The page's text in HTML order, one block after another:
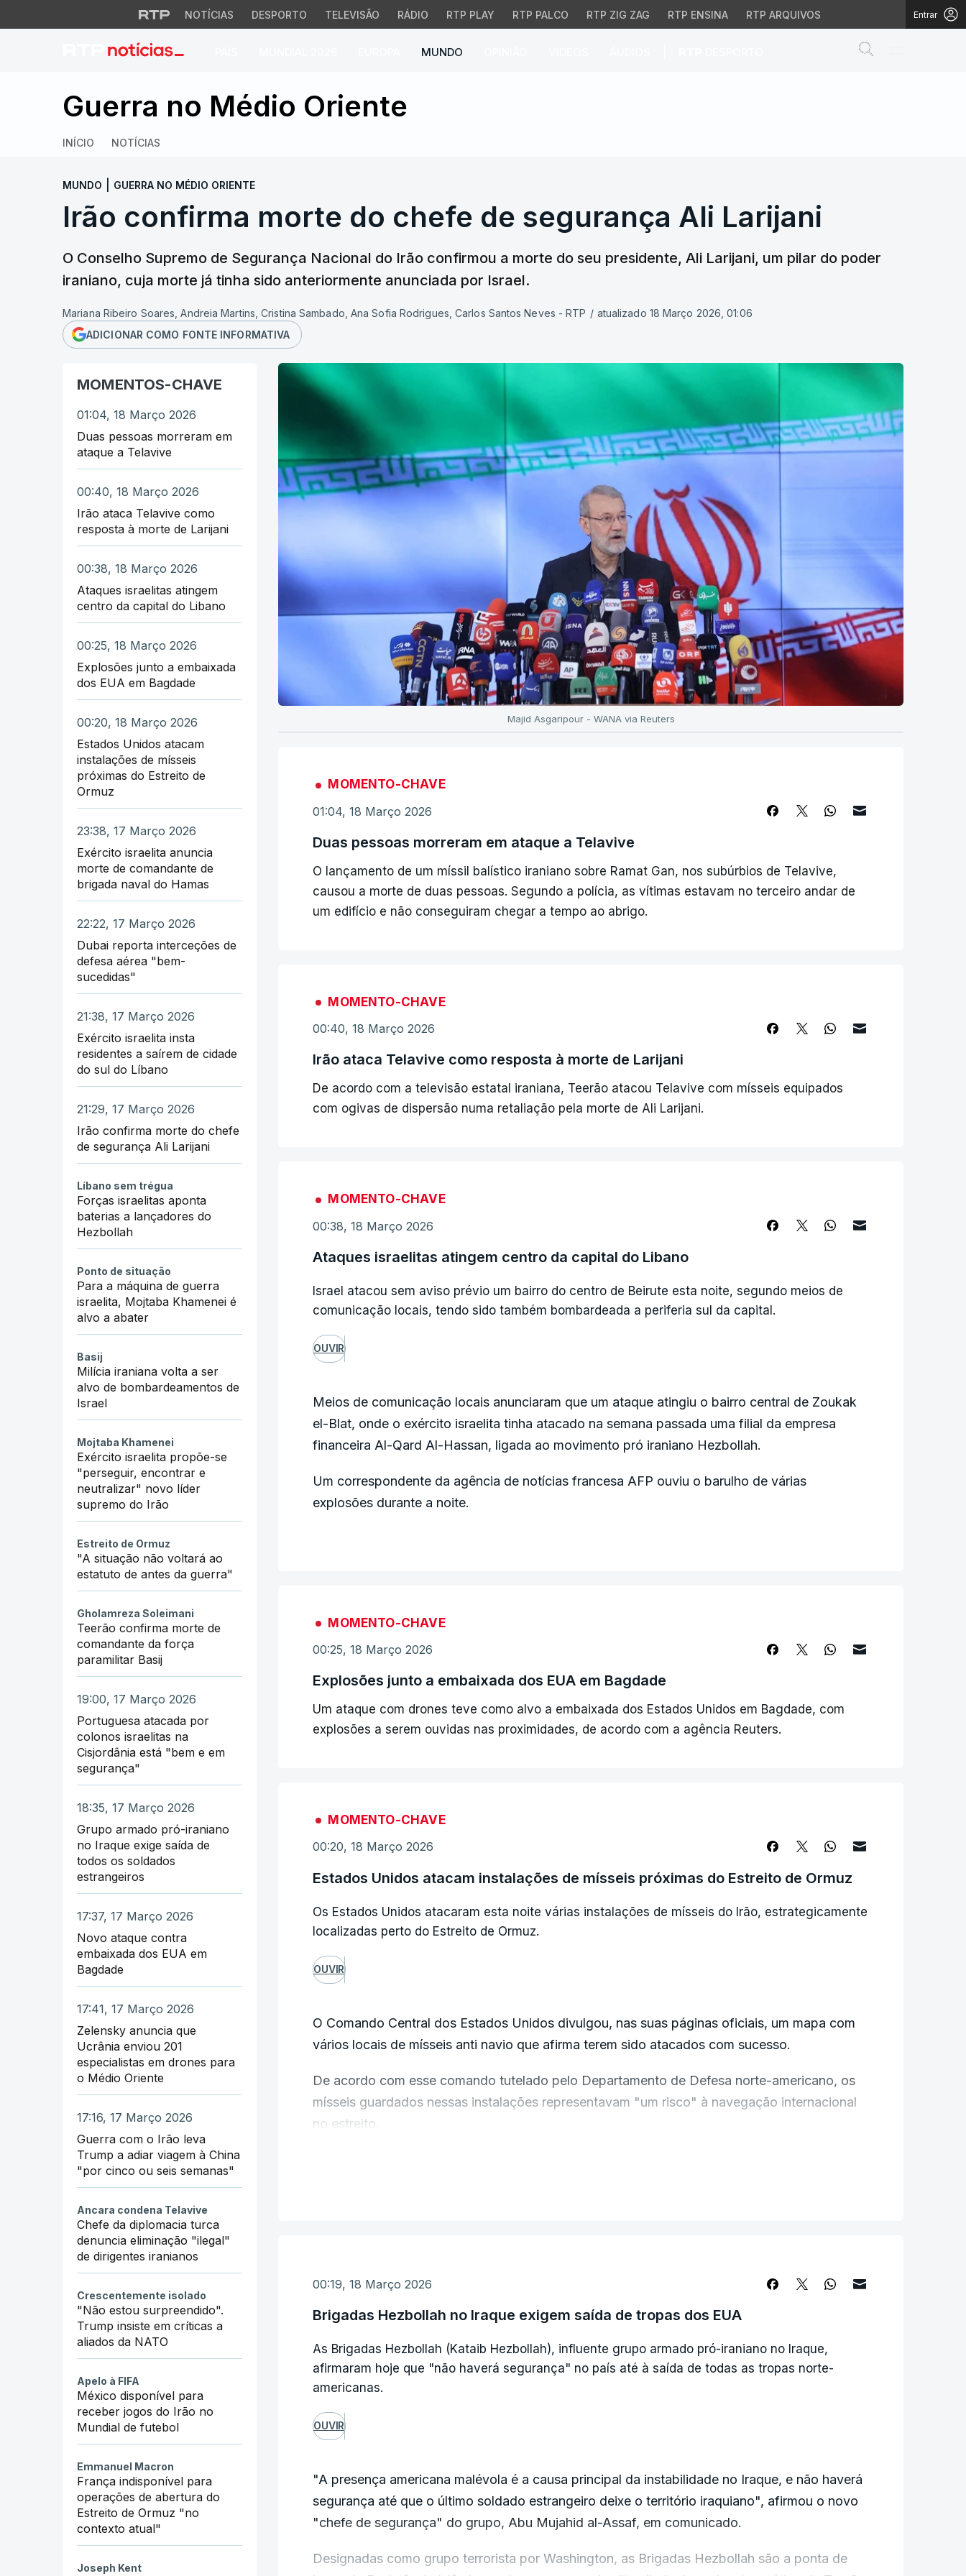
NOTÍCIAS DESPORTO TELEVISÃO RÁDIO RTP PLAY RTP PALCO RTP ZIG ZAG RTP ENSINA RTP ARQUIVOS Entrar
MUNDO
Irão confirma morte do chefe de segurança Ali Larijani
Guerra no Médio Oriente
INÍCIO NOTÍCIAS
MUNDO GUERRA NO MÉDIO ORIENTE
Irão confirma morte do chefe de segurança Ali Larijani
O Conselho Supremo de Segurança Nacional do Irão confirmou a morte do seu presidente, Ali Larijani, um pilar do poder
iraniano, cuja morte já tinha sido anteriormente anunciada por Israel.
Mariana Ribeiro Soares, Andreia Martins, Cristina Sambado, Ana Sofia Rodrigues, Carlos Santos Neves - RTP / atualizado 18 Março 2026, 01:06
ADICIONAR COMO FONTE INFORMATIVA
MOMENTOS-CHAVE
01:04, 18 Março 2026
Duas pessoas morreram em
ataque a Telavive
00:40, 18 Março 2026
Irão ataca Telavive como
resposta à morte de Larijani
00:38, 18 Março 2026
Ataques israelitas atingem
centro da capital do Libano
00:25, 18 Março 2026
Explosões junto a embaixada
dos EUA em Bagdade
00:20, 18 Março 2026
Estados Unidos atacam
instalações de mísseis
próximas do Estreito de
Ormuz
23:38, 17 Março 2026
Exército israelita anuncia
morte de comandante de
brigada naval do Hamas
22:22, 17 Março 2026
Dubai reporta interceções de
defesa aérea "bem-
sucedidas"
21:38, 17 Março 2026
Exército israelita insta
residentes a saírem de cidade
do sul do Líbano
21:29, 17 Março 2026
Irão confirma morte do chefe
de segurança Ali Larijani
Líbano sem trégua
Forças israelitas aponta
baterias a lançadores do
Hezbollah
Ponto de situação
Para a máquina de guerra
israelita, Mojtaba Khamenei é
alvo a abater
Basij
Milícia iraniana volta a ser
alvo de bombardeamentos de
Israel
Mojtaba Khamenei
Exército israelita propõe-se
"perseguir, encontrar e
neutralizar" novo líder
supremo do Irão
Estreito de Ormuz
"A situação não voltará ao
estatuto de antes da guerra"
Gholamreza Soleimani
Teerão confirma morte de
comandante da força
paramilitar Basij
19:00, 17 Março 2026
Portuguesa atacada por
colonos israelitas na
Cisjordânia está "bem e em
segurança"
18:35, 17 Março 2026
Grupo armado pró-iraniano
no Iraque exige saída de
todos os soldados
estrangeiros
17:37, 17 Março 2026
Novo ataque contra
embaixada dos EUA em
Bagdade
17:41, 17 Março 2026
Zelensky anuncia que
Ucrânia enviou 201
especialistas em drones para
o Médio Oriente
17:16, 17 Março 2026
Guerra com o Irão leva
Trump a adiar viagem à China
"por cinco ou seis semanas"
Ancara condena Telavive
Chefe da diplomacia turca
denuncia eliminação "ilegal"
de dirigentes iranianos
Crescentemente isolado
"Não estou surpreendido".
Trump insiste em críticas a
aliados da NATO
Apelo à FIFA
México disponível para
receber jogos do Irão no
Mundial de futebol
Emmanuel Macron
França indisponível para
operações de abertura do
Estreito de Ormuz "no
contexto atual"
Joseph Kent
Majid Asgaripour - WANA via Reuters
MOMENTO-CHAVE
01:04, 18 Março 2026
Duas pessoas morreram em ataque a Telavive
O lançamento de um míssil balístico iraniano sobre Ramat Gan, nos subúrbios de Telavive,
causou a morte de duas pessoas. Segundo a polícia, as vítimas estavam no terceiro andar de
um edifício e não conseguiram chegar a tempo ao abrigo.
MOMENTO-CHAVE
00:40, 18 Março 2026
Irão ataca Telavive como resposta à morte de Larijani
De acordo com a televisão estatal iraniana, Teerão atacou Telavive com mísseis equipados
com ogivas de dispersão numa retaliação pela morte de Ali Larijani.
MOMENTO-CHAVE
00:38, 18 Março 2026
Ataques israelitas atingem centro da capital do Libano
Israel atacou sem aviso prévio um bairro do centro de Beirute esta noite, segundo meios de
comunicação locais, tendo sido também bombardeada a periferia sul da capital.
OUVIR
Meios de comunicação locais anunciaram que um ataque atingiu o bairro central de Zoukak
el-Blat, onde o exército israelita tinha atacado na semana passada uma filial da empresa
financeira Al-Qard Al-Hassan, ligada ao movimento pró iraniano Hezbollah.
Um correspondente da agência de notícias francesa AFP ouviu o barulho de várias
explosões durante a noite.
MOMENTO-CHAVE
00:25, 18 Março 2026
Explosões junto a embaixada dos EUA em Bagdade
Um ataque com drones teve como alvo a embaixada dos Estados Unidos em Bagdade, com
explosões a serem ouvidas nas proximidades, de acordo com a agência Reuters.
MOMENTO-CHAVE
00:20, 18 Março 2026
Estados Unidos atacam instalações de mísseis próximas do Estreito de Ormuz
Os Estados Unidos atacaram esta noite várias instalações de mísseis do Irão, estrategicamente
localizadas perto do Estreito de Ormuz.
OUVIR
O Comando Central dos Estados Unidos divulgou, nas suas páginas oficiais, um mapa com
vários locais de mísseis anti navio que afirma terem sido atacados com sucesso.
De acordo com esse comando tutelado pelo Departamento de Defesa norte-americano, os
mísseis guardados nessas instalações representavam "um risco" à navegação internacional
no estreito.
temporariamente fechado pelo Irão desde 15 de março devido às tensões militares em curso.
00:19, 18 Março 2026
Brigadas Hezbollah no Iraque exigem saída de tropas dos EUA
As Brigadas Hezbollah (Kataib Hezbollah), influente grupo armado pró-iraniano no Iraque,
afirmaram hoje que "não haverá segurança" no país até à saída de todas as tropas norte-
americanas.
OUVIR
"A presença americana malévola é a causa principal da instabilidade no Iraque, e não haverá
segurança até que o último soldado estrangeiro deixe o território iraquiano", afirmou o novo
"chefe de segurança" do grupo, Abu Mujahid al-Assaf, em comunicado.
Designadas como grupo terrorista por Washington, as Brigadas Hezbollah são a ponta de